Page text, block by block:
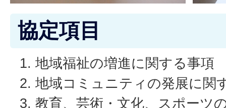
協定項目
地域福祉の増進に関する事項
地域コミュニティの発展に関
教育、芸術・文化、スポーツ